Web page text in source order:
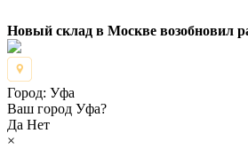
Новый склад в Москве возобновил
Город: Уфа
Ваш город Уфа?
Да Нет
×